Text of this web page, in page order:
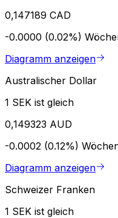
0,147189 CAD
-0.0000 (0.02%)
Diagramm anzeigen
Australischer Dollar
1 SEK ist gleich
0,149323 AUD
-0.0002 (0.12%)
Diagramm anzeigen
Schweizer Franken
1 SEK ist gleich